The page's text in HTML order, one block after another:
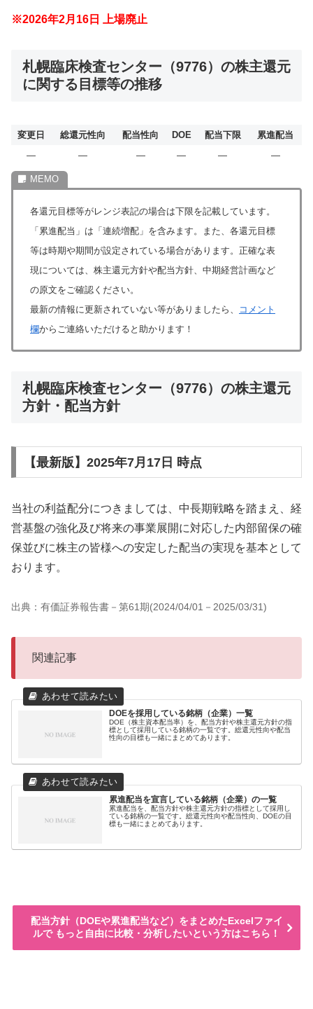
※2026年2月16日 上場廃止
札幌臨床検査センター（9776）の株主還元
に関する目標等の推移
変更日 総還元性向 配当性向 DOE 配当下限
累進配当
―
― ― ― ― ―
各還元目標等がレンジ表記の場合は下限を記載しています。
「累進配当」は「連続増配」を含みます。また、各還元目標
等は時期や期間が設定されている場合があります。正確な表
現については、株主還元方針や配当方針、中期経営計画など
の原文をご確認ください。
最新の情報に更新されていない等がありましたら、
コメント
欄からご連絡いただけると助かります！
札幌臨床検査センター（9776）の株主還元
方針・配当方針
【最新版】2025年7月17日 時点
当社の利益配分につきましては、中長期戦略を踏まえ、経
営基盤の強化及び将来の事業展開に対応した内部留保の確
保並びに株主の皆様への安定した配当の実現を基本として
おります。
出典：有価証券報告書－第61期(2024/04/01－2025/03/31)
関連記事
DOEを採用している銘柄（企業）一覧
DOE（株主資本配当率）を、配当方針や株主還元方針の指
標として採用している銘柄の一覧です。総還元性向や配当
性向の目標も一緒にまとめてあります。
累進配当を宣言している銘柄（企業）の一覧
累進配当を、配当方針や株主還元方針の指標として採用し
ている銘柄の一覧です。総還元性向や配当性向、DOEの目
標も一緒にまとめてあります。
配当方針（DOEや累進配当など）をまとめたExcelファイ
ルで もっと自由に比較・分析したいという方はこちら！